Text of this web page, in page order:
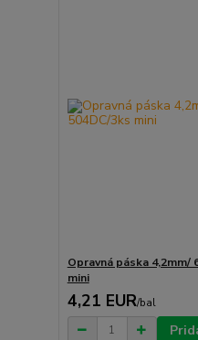
Opravná páska 4,2mm/
mini
4,21 EUR/bal